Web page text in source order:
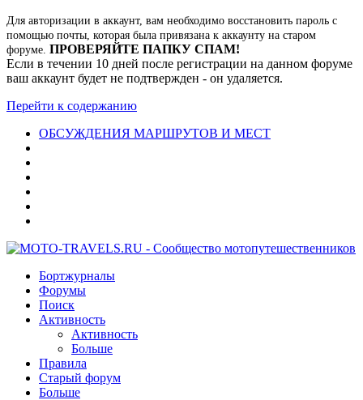
Для авторизации в аккаунт, вам необходимо восстановить пароль с
помощью почты, которая была привязана к аккаунту на старом
форуме. ПРОВЕРЯЙТЕ ПАПКУ СПАМ!
Если в течении 10 дней после регистрации на данном форуме
ваш аккаунт будет не подтвержден - он удаляется.
Перейти к содержанию
ОБСУЖДЕНИЯ МАРШРУТОВ И МЕСТ
Бортжурналы
Форумы
Поиск
Активность
Активность
Больше
Правила
Старый форум
Больше